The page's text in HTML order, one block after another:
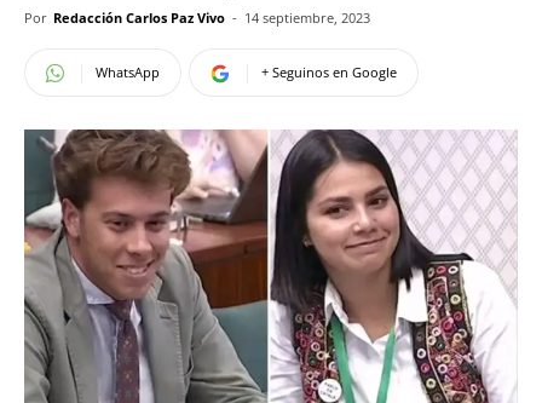
Por Redacción Carlos Paz Vivo - 14 septiembre, 2023
WhatsApp + Seguinos en Google